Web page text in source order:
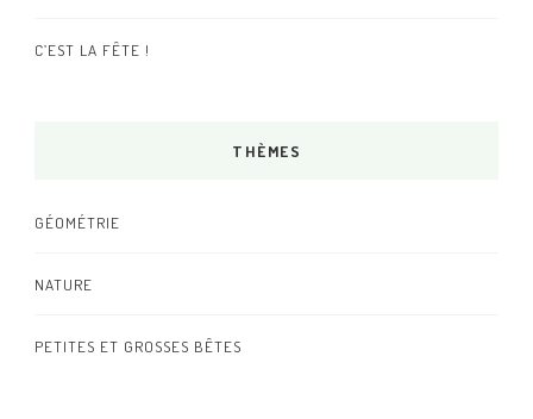
C’EST LA FÊTE !
THÈMES
GÉOMÉTRIE
NATURE
PETITES ET GROSSES BÊTES